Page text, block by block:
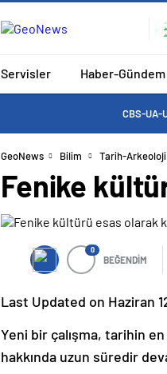
Servisler Haber-Gündem
CBS-UA-
GeoNews Bilim Tarih-Arkeoloji
Fenike
0
BEĞENDİM
Last Updated on Haziran
Yeni bir çalışma, tarihin
hakkında uzun süredir